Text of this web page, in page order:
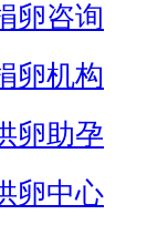
卵咨询
卵机构
卵助孕
卵中心